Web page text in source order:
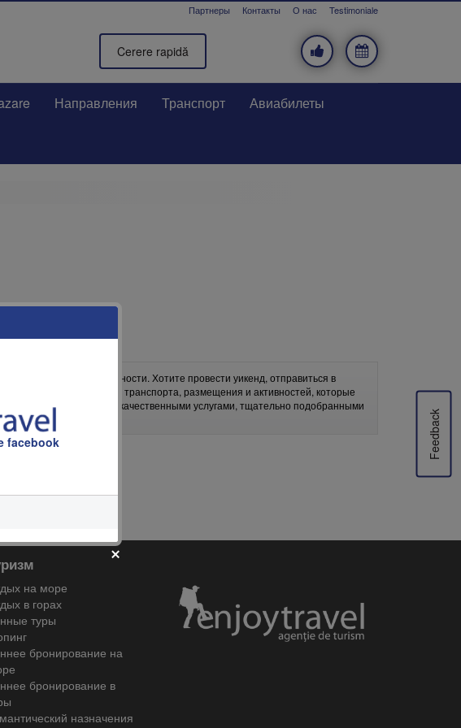
Testimoniale
О нас
Контакты
Партнеры
Cerere rapidă
Направления Транспорт Авиабилеты
под ваши потребности. Хотите провести уикенд, отправиться в
с возможностью выбора транспорта, размещения и активностей, которые
скидками и высококачественными услугами, тщательно подобранными
на море
в горах
туры
бронирование на
бронирование в
назначения
Feedback
facebook